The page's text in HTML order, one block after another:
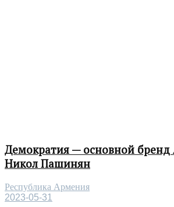
Демократия — основной
Никол Пашинян
Республика Армения
2023-05-31